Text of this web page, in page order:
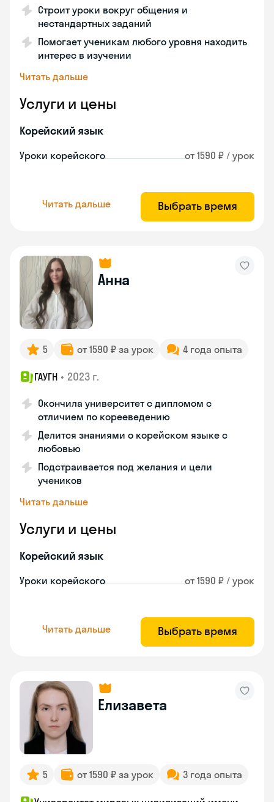
Строит уроки вокруг общения и
нестандартных заданий
Помогает ученикам любого уровня находить
интерес в изучении
Читать дальше
Услуги и цены
Корейский язык
Уроки корейского от 1590 ₽ / урок
Читать дальше Выбрать время
Анна
5 от 1590 ₽ за урок 4 года опыта
ГАУГН • 2023 г.
Окончила университет с дипломом с
отличием по корееведению
Делится знаниями о корейском языке с
любовью
Подстраивается под желания и цели
учеников
Читать дальше
Услуги и цены
Корейский язык
Уроки корейского от 1590 ₽ / урок
Читать дальше Выбрать время
Елизавета
5 от 1590 ₽ за урок 3 года опыта